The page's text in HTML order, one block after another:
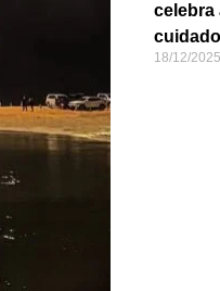
celebra
18/12/2025